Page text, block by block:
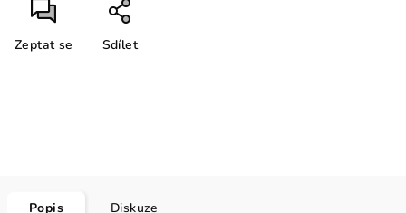
Zeptat se Sdílet
Popis Diskuze